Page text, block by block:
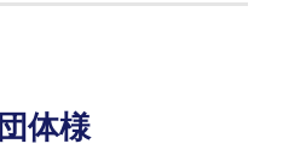
体様